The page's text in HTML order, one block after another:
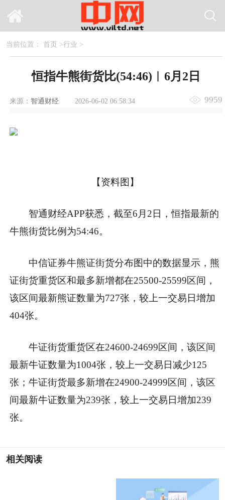
当前位置： 首页 >行业 >
恒指牛熊街货比(54:46)︱6月2日
来源： 智通财经 2026-06-02 06:58:34 9959
【资料图】
智通财经APP获悉，截至6月2日，恒指最新的
牛熊街货比例为54:46。
中信证券牛熊证街货分布图中的数据显示，熊
证街货重货区和最多新增都在25500-25599区间，
该区间最新熊证数量为727张，较上一交易日增加
404张。
牛证街货重货区在24600-24699区间，该区间
最新牛证数量为1004张，较上一交易日减少125
张；牛证街货最多新增在24900-24999区间，该区
间最新牛证数量为239张，较上一交易日增加239
张。
相关阅读